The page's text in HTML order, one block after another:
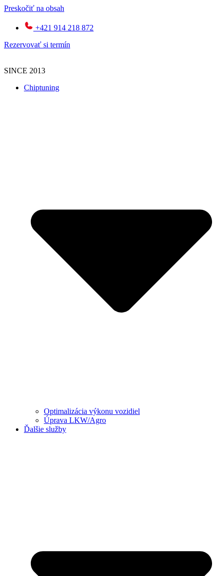
Preskočiť na obsah
+421 914 218 872
Rezervovať si termín
SINCE 2013
Chiptuning
Optimalizácia výkonu vozidiel
Úprava LKW/Agro
Ďalšie služby